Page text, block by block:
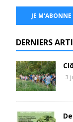
DERNIERS
3